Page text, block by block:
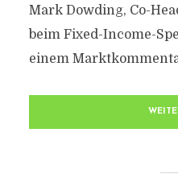
Mark Dowding, Co-
beim Fixed-Income-
einem